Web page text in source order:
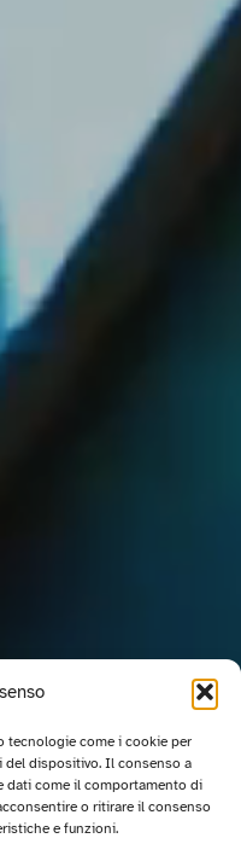
tecnologie come i cookie per
del dispositivo. Il consenso a
dati come il comportamento di
o ritirare il consenso
e funzioni.